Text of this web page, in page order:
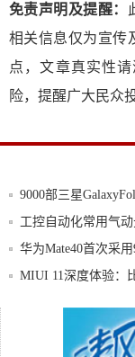
免责声明及提醒：
相关信息仅为宣传
点，文章真实性
险，提醒广大民众
9000部三星
工控自动化常用气
数字表
华为Mate40首次采
MIUI 11深度体验：
大电池大内存:中兴